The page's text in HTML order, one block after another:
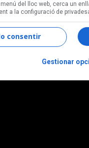
de la idea d’adoració
medieval”.
del lloc web, cerca un
a la configuració de
consentir
Gestionar